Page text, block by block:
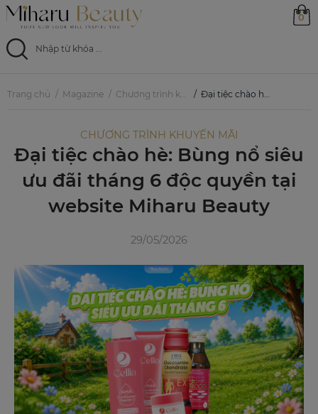
0
Trang chủ
Sản phẩm
Ưu đãi
Magazine
Feed
0799 33 86 88
Trang chủ Magazine Chương trình khuyến mãi Đại tiệc chào hè: Bùng nổ siêu ưu đãi tháng 6 độc quyền tại website Miharu Beauty
CHƯƠNG TRÌNH KHUYẾN MÃI
Đại tiệc chào hè: Bùng nổ siêu
ưu đãi tháng 6 độc quyền tại
website Miharu Beauty
29/05/2026